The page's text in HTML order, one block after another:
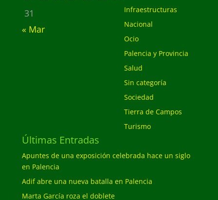
31
« Mar
Infraestructuras
Nacional
Ocio
Palencia y Provincia
Salud
Sin categoría
Sociedad
Tierra de Campos
Turismo
Últimas Entradas
Apuntes de una exposición celebrada hace un siglo
en Palencia
Adif abre una nueva batalla en Palencia
Marta García roza el doblete